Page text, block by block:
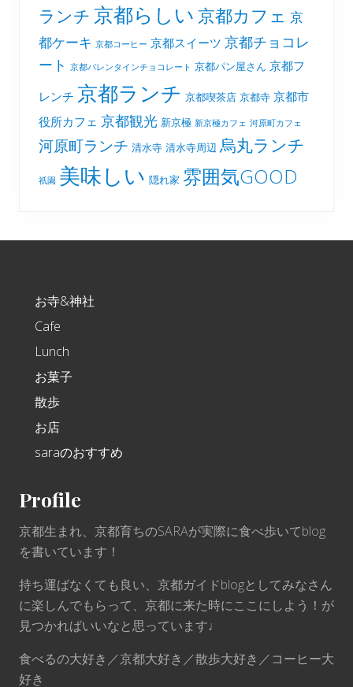
ランチ 京都らしい 京都カフェ 京
都ケーキ 京都コーヒー 京都スイーツ 京都チョコレ
ート 京都バレンタインチョコレート 京都パン屋さん 京都フ
レンチ 京都ランチ 京都喫茶店 京都寺 京都市
役所カフェ 京都観光 新京極 新京極カフェ 河原町カフェ
河原町ランチ 清水寺 清水寺周辺 烏丸ランチ
祇園 美味しい 隠れ家 雰囲気GOOD
お寺&神社
Cafe
Lunch
お菓子
散歩
お店
saraのおすすめ
Profile
京都生まれ、京都育ちのSARAが実際に食べ歩いてblog
を書いています！
持ち運ばなくても良い、京都ガイドblogとしてみなさん
に楽しんでもらって、京都に来た時にここにしよう！が
見つかればいいなと思っています♩
食べるの大好き／京都大好き／散歩大好き／コーヒー大
好き